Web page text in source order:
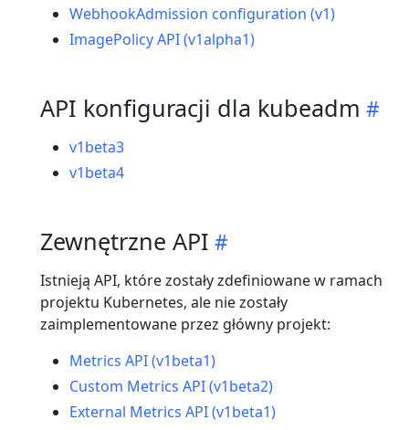
WebhookAdmission configuration (v1)
ImagePolicy API (v1alpha1)
API konfiguracji dla kubeadm
v1beta3
v1beta4
Zewnętrzne API
Istnieją API, które zostały zdefiniowane w ramach
projektu Kubernetes, ale nie zostały
zaimplementowane przez główny projekt:
Metrics API (v1beta1)
Custom Metrics API (v1beta2)
External Metrics API (v1beta1)